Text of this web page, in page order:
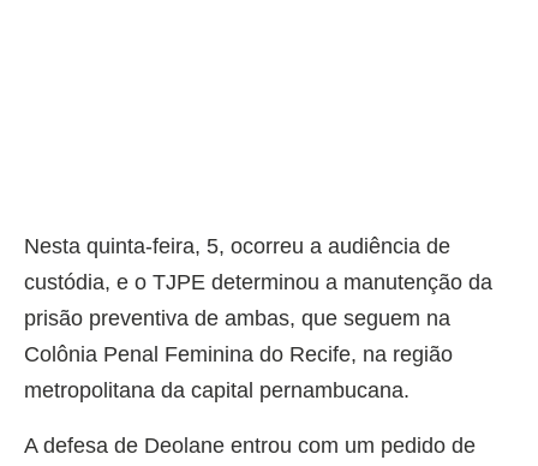
Nesta quinta-feira, 5, ocorreu a audiência de
custódia, e o TJPE determinou a manutenção da
prisão preventiva de ambas, que seguem na
Colônia Penal Feminina do Recife, na região
metropolitana da capital pernambucana.
A defesa de Deolane entrou com um pedido de